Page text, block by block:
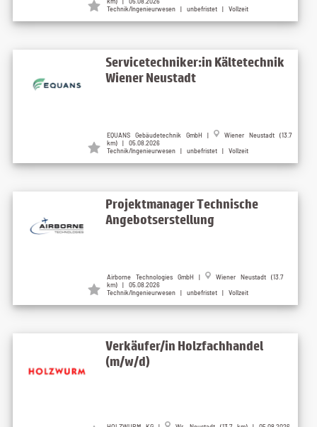
Technik/Ingenieurwesen | unbefristet | Vollzeit
Servicetechniker:in Kältetechnik
Wiener Neustadt
EQUANS Gebäudetechnik GmbH |
Wiener Neustadt (13.7
km) | 05.08.2026
Technik/Ingenieurwesen | unbefristet | Vollzeit
Projektmanager Technische
Angebotserstellung
Airborne Technologies GmbH |
Wiener Neustadt (13.7
km) | 05.08.2026
Technik/Ingenieurwesen | unbefristet | Vollzeit
Verkäufer/in Holzfachhandel
(m/w/d)